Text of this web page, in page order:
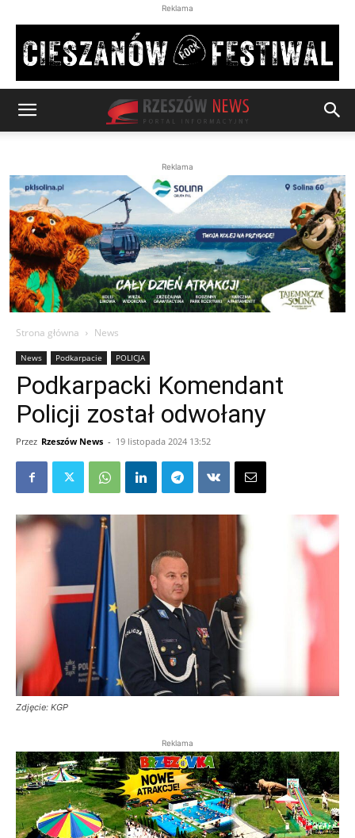
Reklama
Reklama
Strona główna News
News Podkarpacie POLICJA
Podkarpacki Komendant
Policji został odwołany
Przez Rzeszów News - 19 listopada 2024 13:52
Zdjęcie: KGP
Reklama